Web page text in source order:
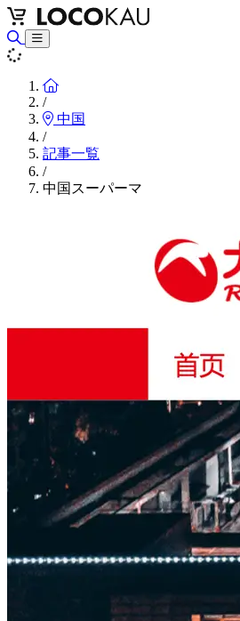
Home
/
中国
/
記事一覧
/
中国スーパーマ